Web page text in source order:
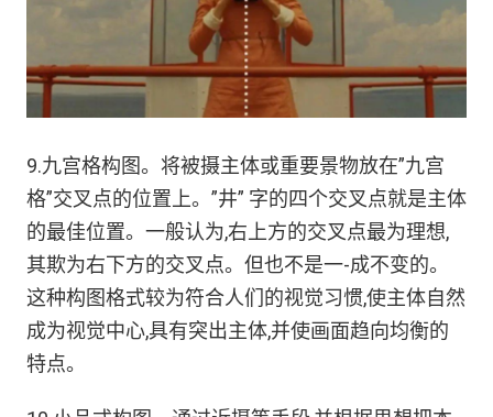
9.九宫格构图。将被摄主体或重要景物放在”九宫
格”交叉点的位置上。”井” 字的四个交叉点就是主体
的最佳位置。一般认为,右上方的交叉点最为理想,
其欺为右下方的交叉点。但也不是一-成不变的。
这种构图格式较为符合人们的视觉习惯,使主体自然
成为视觉中心,具有突出主体,并使画面趋向均衡的
特点。